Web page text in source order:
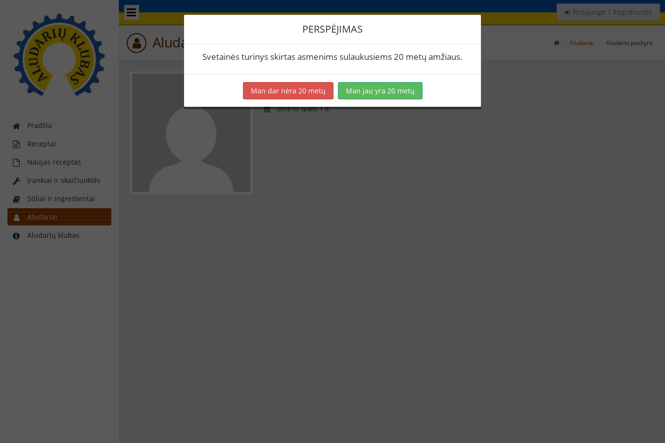
Pradžia
Receptai
Naujas receptas
Įrankiai ir skaičiuoklės
Stiliai ir ingredientai
Aludariai
Aludarių klubas
Prisijungti / Registruotis
Aludario paskyra Aludariai Aludario paskyra
SlavkaM
2018 m. spalio 1 d.
PERSPĖJIMAS
Svetainės turinys skirtas asmenims sulaukusiems 20 metų amžiaus.
Man dar nėra 20 metų Man jau yra 20 metų